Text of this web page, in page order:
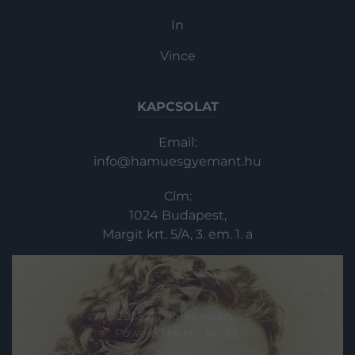
In
Vince
KAPCSOLAT
Email:
info@hamuesgyemant.hu
Cím:
1024 Budapest,
Margit krt. 5/A, 3. em. 1. a
© 2025 All rights reserved.
Powered by